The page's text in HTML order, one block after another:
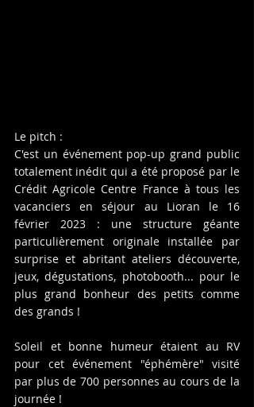
Le pitch :
C'est un événement pop-up grand public
totalement inédit qui a été proposé par le
Crédit Agricole Centre France à tous les
vacanciers en séjour au Lioran le 16
février 2023 : une structure géante
particulièrement originale installée par
surprise et abritant ateliers découverte,
jeux, dégustations, photobooth... pour le
plus grand bonheur des petits comme
des grands !
Soleil et bonne humeur étaient au RV
pour cet événement "éphémère" visité
par plus de 700 personnes au cours de la
journée !